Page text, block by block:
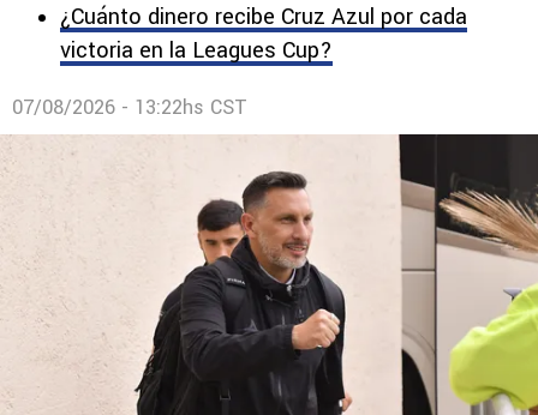
¿Cuánto dinero recibe Cruz Azul por cada
victoria en la Leagues Cup?
07/08/2026 - 13:22hs CST